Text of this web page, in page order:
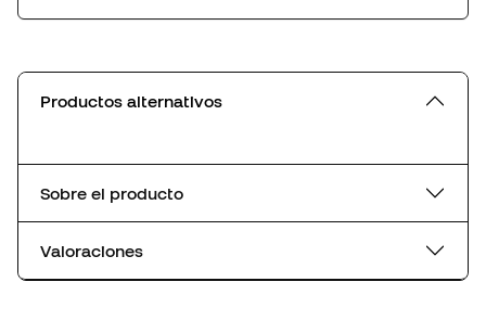
Productos alternativos
Sobre el producto
Valoraciones